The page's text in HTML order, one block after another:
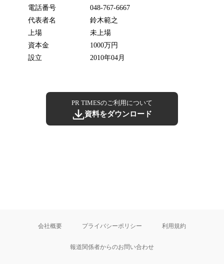
電話番号
048-767-6667
代表者名
鈴木範之
上場
未上場
資本金
1000万円
設立
2010年04月
PR TIMESのご利用について
資料をダウンロード
会社概要 プライバシーポリシー 利用規約
報道関係者からのお問い合わせ